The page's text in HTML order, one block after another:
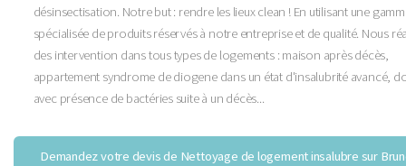
désinsectisation. Notre but : rendre les lieux clean ! En utilisant une
spécialisée de produits réservés à notre entreprise et de qualité. Nous
des intervention dans tous types de logements : maison après décès,
appartement syndrome de diogene dans un état d'insalubrité avancé,
avec présence de bactéries suite à un décès...
Demandez votre devis de Nettoyage de logement insalubre sur